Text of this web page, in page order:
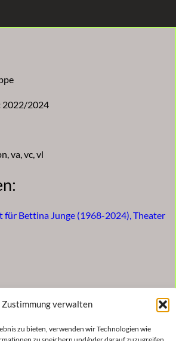
Zustimmung verwalten
zu bieten, verwenden wir Technologien wie
2022/2024
va, vc, vl
für Bettina Junge (1968-2024), Theater